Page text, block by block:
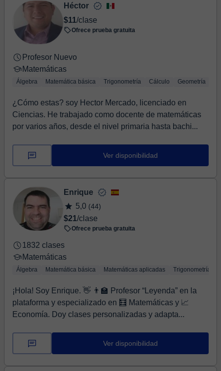
Héctor
$11/clase
Ofrece prueba gratuita
Profesor Nuevo
Matemáticas
Álgebra Matemática básica Trigonometría Cálculo Geometría
¿Cómo estas? soy Hector Mercado, licenciado en
Ciencias. He trabajado como docente de matemáticas
por varios años, desde el nivel primaria hasta bachi...
Ver disponibilidad
Enrique
5,0 (44)
$21/clase
Ofrece prueba gratuita
1832 clases
Matemáticas
Álgebra Matemática básica Matemáticas aplicadas Trigonometría
¡Hola! Soy Enrique. 👋 👨‍🏫 Profesor “Leyenda” en la
plataforma y especializado en 🧮 Matemáticas y 📈
Economía. Doy clases personalizadas y adapta...
Ver disponibilidad